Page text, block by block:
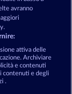
legali
avranno
attiva delle
Archiviare
e contenuti
contenuti e degli
.